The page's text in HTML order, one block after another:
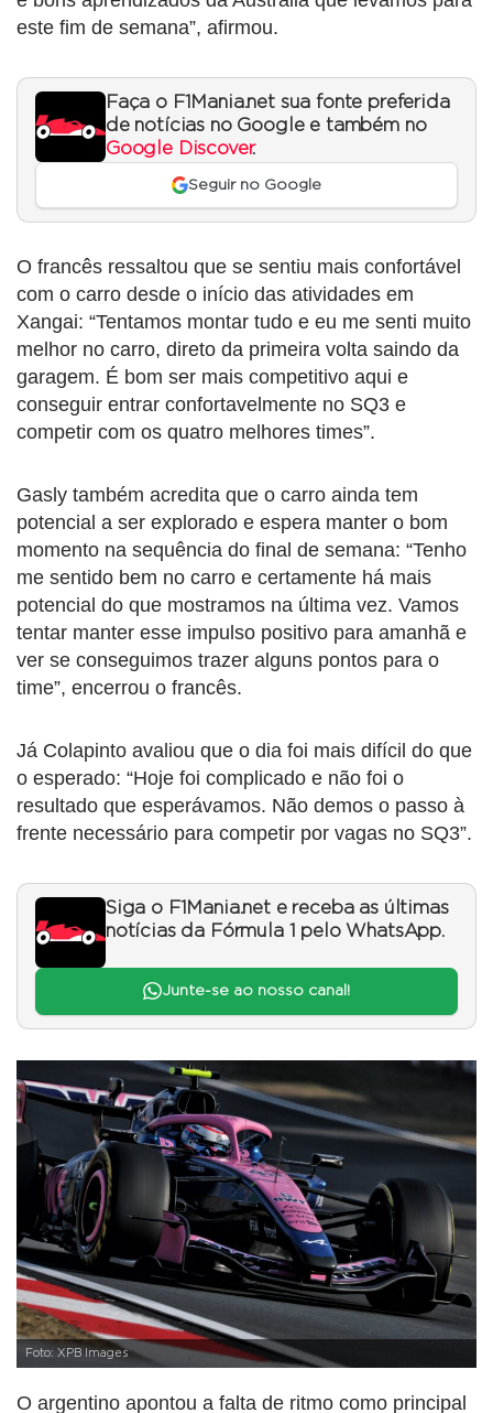
este fim de semana”, afirmou.
Faça o F1Mania.net sua fonte preferida
de notícias no Google e também no
Google Discover.
Seguir no Google
O francês ressaltou que se sentiu mais confortável
com o carro desde o início das atividades em
Xangai: “Tentamos montar tudo e eu me senti muito
melhor no carro, direto da primeira volta saindo da
garagem. É bom ser mais competitivo aqui e
conseguir entrar confortavelmente no SQ3 e
competir com os quatro melhores times”.
Gasly também acredita que o carro ainda tem
potencial a ser explorado e espera manter o bom
momento na sequência do final de semana: “Tenho
me sentido bem no carro e certamente há mais
potencial do que mostramos na última vez. Vamos
tentar manter esse impulso positivo para amanhã e
ver se conseguimos trazer alguns pontos para o
time”, encerrou o francês.
Já Colapinto avaliou que o dia foi mais difícil do que
o esperado: “Hoje foi complicado e não foi o
resultado que esperávamos. Não demos o passo à
frente necessário para competir por vagas no SQ3”.
Siga o F1Mania.net e receba as últimas
notícias da Fórmula 1 pelo WhatsApp.
Junte-se ao nosso canal!
Foto: XPB Images
O argentino apontou a falta de ritmo como principal